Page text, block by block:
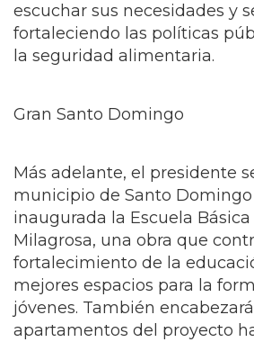
escuchar sus necesidades y
fortaleciendo las políticas
la seguridad alimentaria.
Gran Santo Domingo
Más adelante, el presidente
municipio de Santo
inaugurada la Escuela Básica
Milagrosa, una obra que
fortalecimiento de la
mejores espacios para la
jóvenes. También
apartamentos del proyecto